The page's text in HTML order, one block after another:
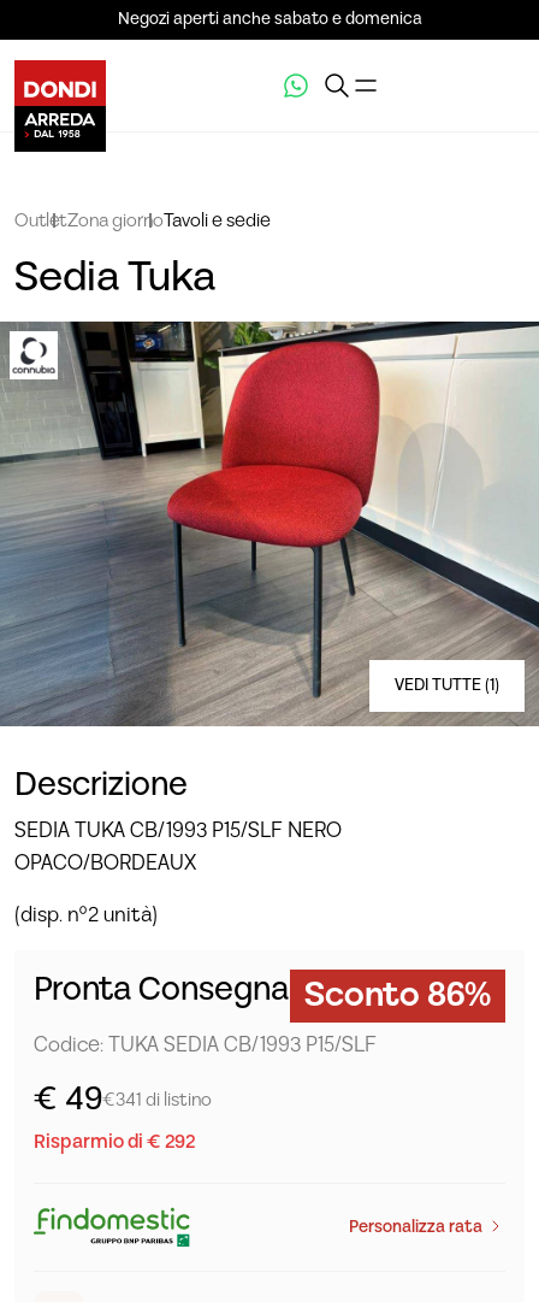
Negozi aperti anche sabato e domenica
OutletZona giornoTavoli e sedie
Sedia Tuka
VEDI TUTTE (1)
Descrizione
SEDIA TUKA CB/1993 P15/SLF NERO
OPACO/BORDEAUX
(disp. n°2 unità)
Pronta Consegna Sconto 86%
Codice: TUKA SEDIA CB/1993 P15/SLF
€ 49€341 di listino
Risparmio di € 292
Personalizza rata